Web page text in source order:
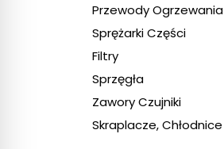
Przewody Ogrzewania
Sprężarki Części
Filtry
Sprzęgła
Zawory Czujniki
Skraplacze, Chłodnice